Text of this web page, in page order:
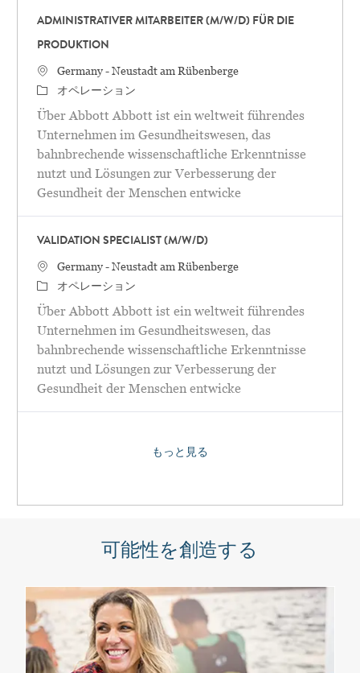
ADMINISTRATIVER MITARBEITER (M/W/D) FÜR DIE
PRODUKTION
場所Germany - Neustadt am Rübenberge
カテゴリオペレーション
Über Abbott Abbott ist ein weltweit führendes
Unternehmen im Gesundheitswesen, das
bahnbrechende wissenschaftliche Erkenntnisse
nutzt und Lösungen zur Verbesserung der
Gesundheit der Menschen entwicke
VALIDATION SPECIALIST (M/W/D)
場所Germany - Neustadt am Rübenberge
カテゴリオペレーション
Über Abbott Abbott ist ein weltweit führendes
Unternehmen im Gesundheitswesen, das
bahnbrechende wissenschaftliche Erkenntnisse
nutzt und Lösungen zur Verbesserung der
Gesundheit der Menschen entwicke
もっと見る
可能性を創造する